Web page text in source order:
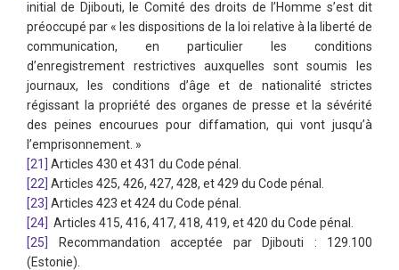
initial de Djibouti, le Comité des droits de l’Homme s’est dit
préoccupé par « les dispositions de la loi relative à la liberté de
communication, en particulier les conditions
d’enregistrement restrictives auxquelles sont soumis les
journaux, les conditions d’âge et de nationalité strictes
régissant la propriété des organes de presse et la sévérité
des peines encourues pour diffamation, qui vont jusqu’à
l’emprisonnement. »
[21]
Articles 430 et 431 du Code pénal.
[22] Articles 425, 426, 427, 428, et 429 du Code pénal.
[23] Articles 423 et 424 du Code pénal.
[24]
Articles 415, 416, 417, 418, 419, et 420 du Code pénal.
[25]
Recommandation acceptée par Djibouti : 129.100
(Estonie).